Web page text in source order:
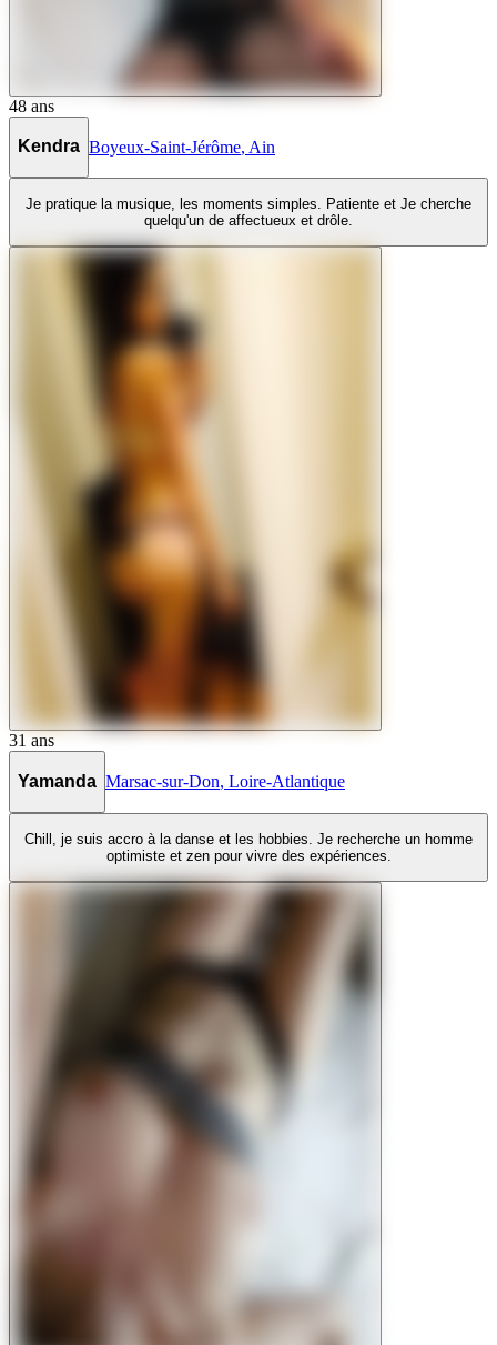
48 ans
Kendra Boyeux-Saint-Jérôme Ain
Je pratique la musique, les moments simples. Patiente et Je cherche
quelqu'un de affectueux et drôle.
31 ans
Yamanda Marsac-sur-Don, Loire-Atlantique
Chill, je suis accro à la danse et les hobbies. Je recherche un homme
optimiste et zen pour vivre des expériences.